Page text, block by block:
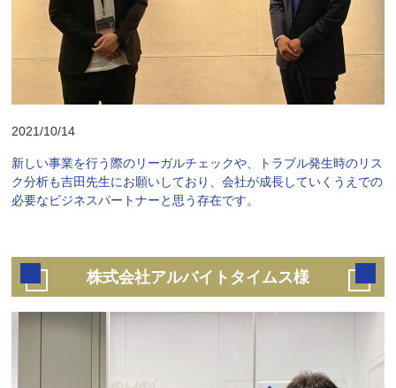
2021/10/14
新しい事業を行う際のリーガルチェックや、トラブル発生時のリス
ク分析も吉田先生にお願いしており、会社が成長していくうえでの
必要なビジネスパートナーと思う存在です。
株式会社アルバイトタイムス様